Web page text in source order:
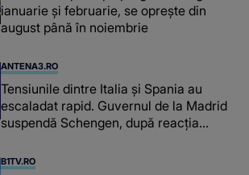
ianuarie și februarie, se oprește din
august până în noiembrie
ANTENA3.RO
Tensiunile dintre Italia și Spania au
escaladat rapid. Guvernul de la Madrid
suspendă Schengen, după reacția
B1TV.RO